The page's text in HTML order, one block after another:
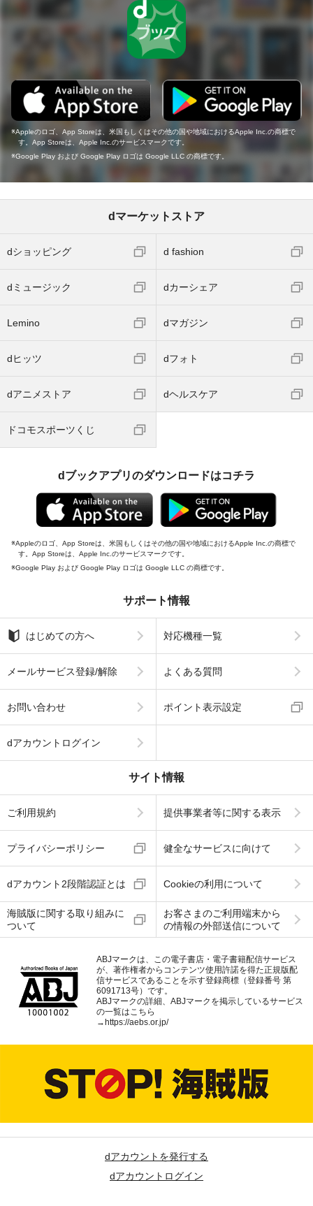
Appleのロゴ、App Storeは、米国もしくはその他の国や地域におけるApple Inc.の商標で
す。App Storeは、Apple Inc.のサービスマークです。
Google Play および Google Play ロゴは Google LLC の商標です。
dマーケットストア
dショッピング d fashion
dミュージック dカーシェア
Lemino dマガジン
dヒッツ dフォト
dアニメストア dヘルスケア
ドコモスポーツくじ
dブックアプリのダウンロードはコチラ
Appleのロゴ、App Storeは、米国もしくはその他の国や地域におけるApple Inc.の商標で
す。App Storeは、Apple Inc.のサービスマークです。
Google Play および Google Play ロゴは Google LLC の商標です。
サポート情報
はじめての方へ 対応機種一覧
メールサービス登録/解除 よくある質問
お問い合わせ ポイント表示設定
dアカウントログイン
サイト情報
ご利用規約 提供事業者等に関する表示
プライバシーポリシー 健全なサービスに向けて
dアカウント2段階認証とは Cookieの利用について
海賊版に関する取り組みに
ついて
お客さまのご利用端末から
の情報の外部送信について
ABJマークは、この電子書店・電子書籍配信サービス
が、著作権者からコンテンツ使用許諾を得た正規版配
信サービスであることを示す登録商標（登録番号 第
6091713号）です。
ABJマークの詳細、ABJマークを掲示しているサービス
の一覧はこちら
→ https://aebs.or.jp/
dアカウントを発行する
dアカウントログイン